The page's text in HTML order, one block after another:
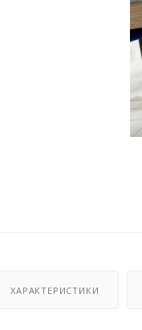
ХАРАКТЕРИСТИКИ